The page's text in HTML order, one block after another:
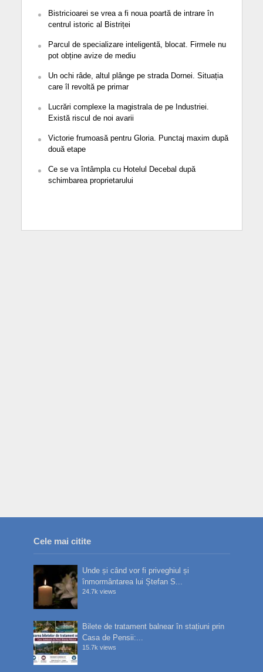
Bistricioarei se vrea a fi noua poartă de intrare în
centrul istoric al Bistriței
Parcul de specializare inteligentă, blocat. Firmele nu
pot obține avize de mediu
Un ochi râde, altul plânge pe strada Dornei. Situația
care îl revoltă pe primar
Lucrări complexe la magistrala de pe Industriei.
Există riscul de noi avarii
Victorie frumoasă pentru Gloria. Punctaj maxim după
două etape
Ce se va întâmpla cu Hotelul Decebal după
schimbarea proprietarului
Cele mai citite
Unde și când vor fi priveghiul și
înmormântarea lui Ștefan S...
24.7k views
Bilete de tratament balnear în stațiuni prin
Casa de Pensii:...
15.7k views